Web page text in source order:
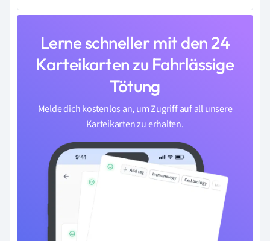
Lerne schneller mit den 24
Karteikarten zu Fahrlässige
Tötung
Melde dich kostenlos an, um Zugriff auf all unsere
Karteikarten zu erhalten.